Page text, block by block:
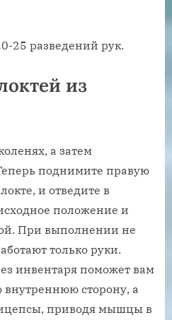
25 разведений рук.
из
а затем
поднимите правую
и отведите в
положение и
При выполнении не
только руки.
инвентаря поможет вам
сторону, а
приводя мышцы в